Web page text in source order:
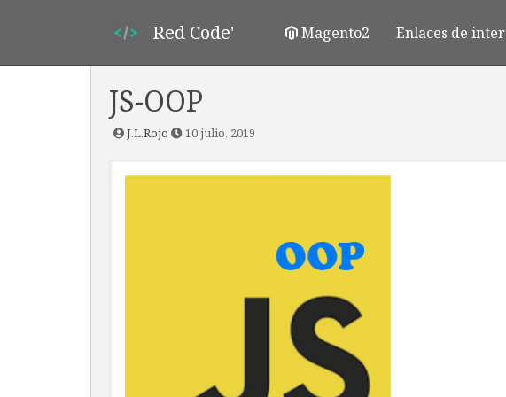
Red Code' Magento2 Enlaces de
JS-OOP
J.L.Rojo 10 julio, 2019